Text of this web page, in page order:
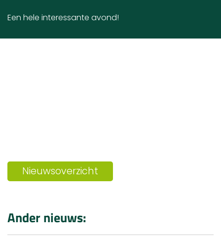
Een hele interessante avond!
Nieuwsoverzicht
Ander nieuws: